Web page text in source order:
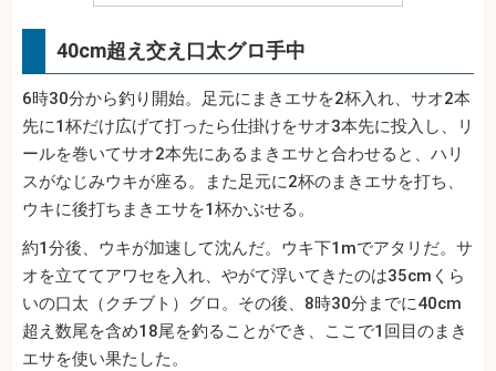
40cm超え交え口太グロ手中
6時30分から釣り開始。足元にまきエサを2杯入れ、サオ2本
先に1杯だけ広げて打ったら仕掛けをサオ3本先に投入し、リ
ールを巻いてサオ2本先にあるまきエサと合わせると、ハリ
スがなじみウキが座る。また足元に2杯のまきエサを打ち、
ウキに後打ちまきエサを1杯かぶせる。
約1分後、ウキが加速して沈んだ。ウキ下1mでアタリだ。サ
オを立ててアワセを入れ、やがて浮いてきたのは35cmくら
いの口太（クチブト）グロ。その後、8時30分までに40cm
超え数尾を含め18尾を釣ることができ、ここで1回目のまき
エサを使い果たした。